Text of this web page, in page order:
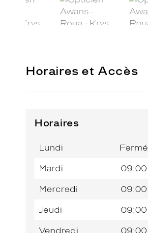
Horaires et Accès
Horaires
Jour de
semaine
Horaires
l’après-
Lundi Fermé
Mardi 09:00
Mercredi 09:00
Jeudi 09:00
Vendredi 09:00